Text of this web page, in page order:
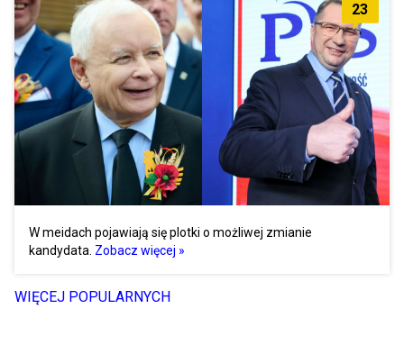
23
W meidach pojawiają się plotki o możliwej zmianie
kandydata. Zobacz więcej »
WIĘCEJ POPULARNYCH